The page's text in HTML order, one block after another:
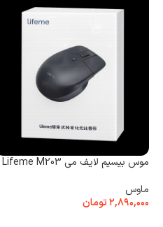
موس بیسیم لایف می Lifeme M203
ماوس
۲,۸۹۰,۰۰۰تومان